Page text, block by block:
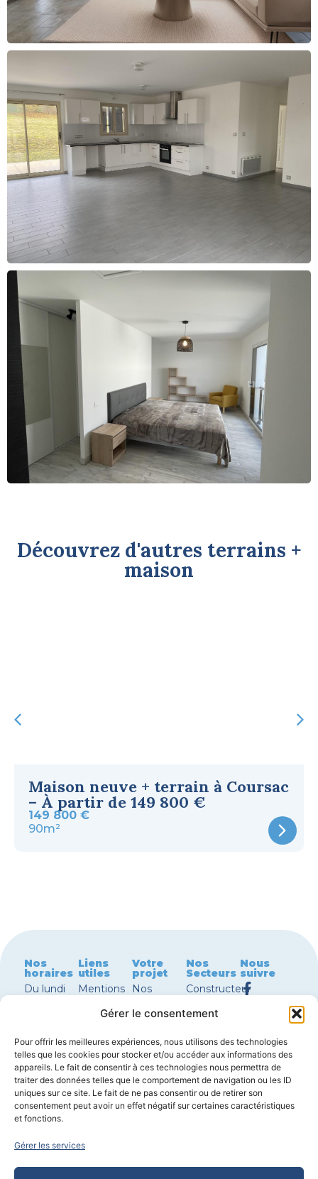
Gérer le consentement
Pour offrir les meilleures expériences, nous utilisons des technologies
telles que les cookies pour stocker et/ou accéder aux informations des
appareils. Le fait de consentir à ces technologies nous permettra de
traiter des données telles que le comportement de navigation ou les ID
uniques sur ce site. Le fait de ne pas consentir ou de retirer son
consentement peut avoir un effet négatif sur certaines caractéristiques
et fonctions.
Gérer les services
Découvrez d'autres terrains +
maison
Maison neuve + terrain à Coursac
– À partir de 149 800 €
149 800 €
90m²
Nos
horaires
Du lundi
13h30 –
18h00
Vendredi
8h30 –
12h00 |
14h00 –
Liens
utiles
Mentions
Nous
Garanties
de
constructions
Réglementations
environnementales
Votre
projet
Nos
vendre
maisons à
vendre
avec
terrain
Nos plans
maison
Nos
Secteurs
Constructeur
Périgueux
maison
Bergerac
Constructeur
maison
Sarlat
Constructeur
Nous
suivre